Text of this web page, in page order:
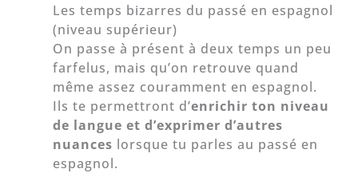
Les temps bizarres du passé en espagnol
(niveau supérieur)
On passe à présent à deux temps un peu
farfelus, mais qu’on retrouve quand
même assez couramment en espagnol.
Ils te permettront d’enrichir ton niveau
de langue et d’exprimer d’autres
nuances lorsque tu parles au passé en
espagnol.